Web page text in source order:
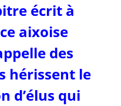
écrit à
aixoise
des
hérissent le
d’élus qui